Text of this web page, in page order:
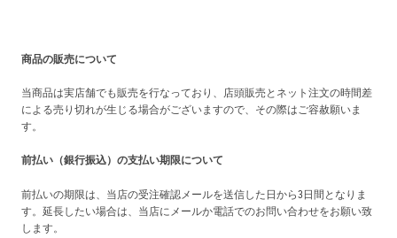
商品の販売について
当商品は実店舗でも販売を行なっており、店頭販売とネット注文の時間差
による売り切れが生じる場合がございますので、その際はご容赦願いま
す。
前払い（銀行振込）の支払い期限について
前払いの期限は、当店の受注確認メールを送信した日から3日間となりま
す。延長したい場合は、当店にメールか電話でのお問い合わせをお願い致
します。